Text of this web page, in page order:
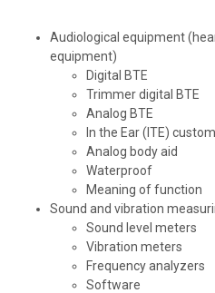
Audiological equipment
equipment)
Digital BTE
Trimmer digital BTE
Analog BTE
In the Ear (ITE)
Analog body aid
Waterproof
Meaning of function
Sound and vibration
Sound level meters
Vibration meters
Frequency analyzers
Software